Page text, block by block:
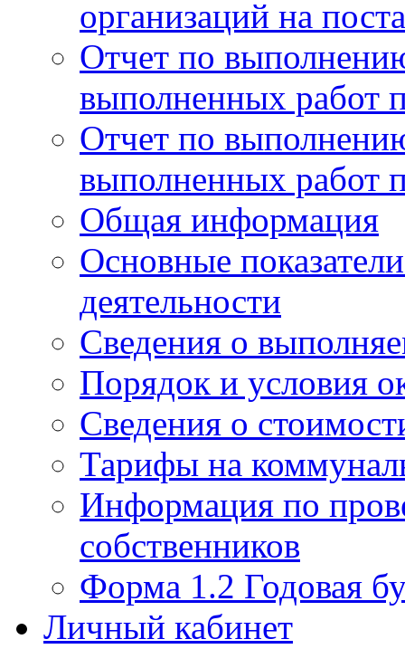
организаций на
Отчет по
выполненных работ
Отчет по
выполненных работ
Общая информация
Основные
деятельности
Сведения о
Порядок и условия
Сведения о
Тарифы на
Информация по
собственников
Форма 1.2 Годовая
Личный кабинет